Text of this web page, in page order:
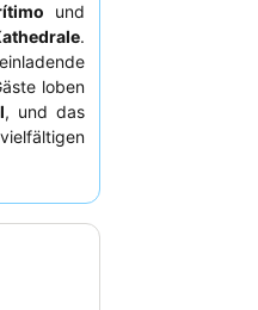
und
.
loben
, und das